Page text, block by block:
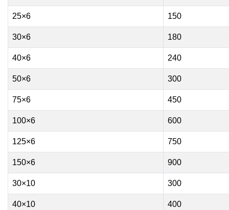
25×6 150
30×6 180
40×6 240
50×6 300
75×6 450
100×6 600
125×6 750
150×6 900
30×10 300
40×10 400